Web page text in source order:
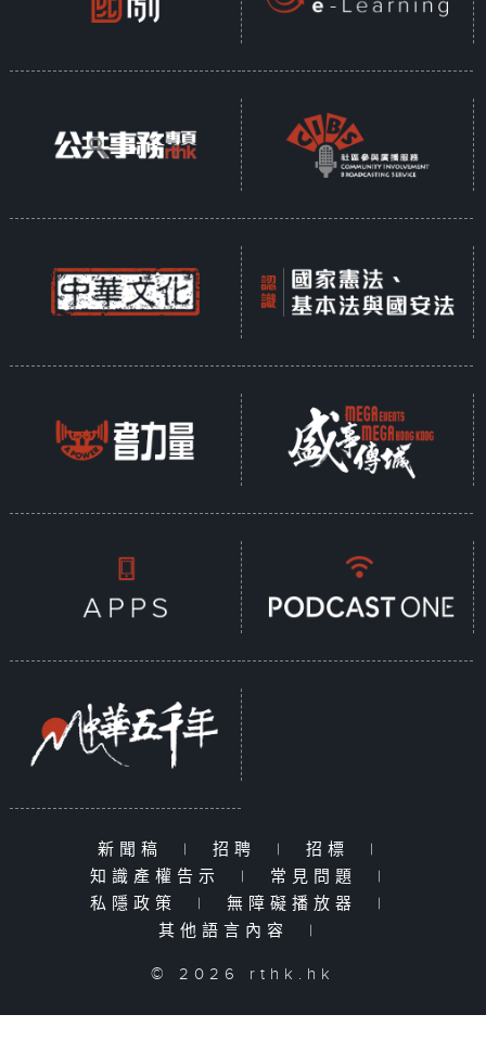
新聞稿 | 招聘 | 招標
|
知識產權告示
| 常見問題
|
私隱政策
| 無障礙播放器
|
其他語言內容
|
© 2026 rthk.hk